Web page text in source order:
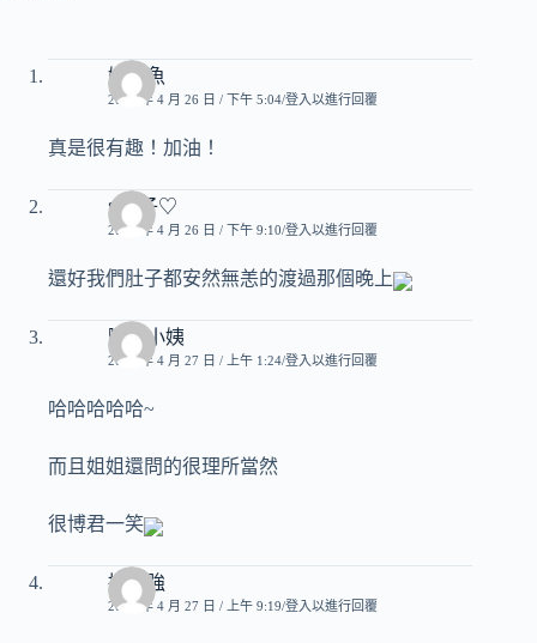
娃娃魚
2007 年 4 月 26 日 / 下午 5:04 登入以進行回覆
真是很有趣！加油！
♥玟子♡
2007 年 4 月 26 日 / 下午 9:10 登入以進行回覆
還好我們肚子都安然無恙的渡過那個晚上
嘟嘟小姨
2007 年 4 月 27 日 / 上午 1:24 登入以進行回覆
哈哈哈哈哈~
而且姐姐還問的很理所當然
很博君一笑
搗蛋強
2007 年 4 月 27 日 / 上午 9:19 登入以進行回覆